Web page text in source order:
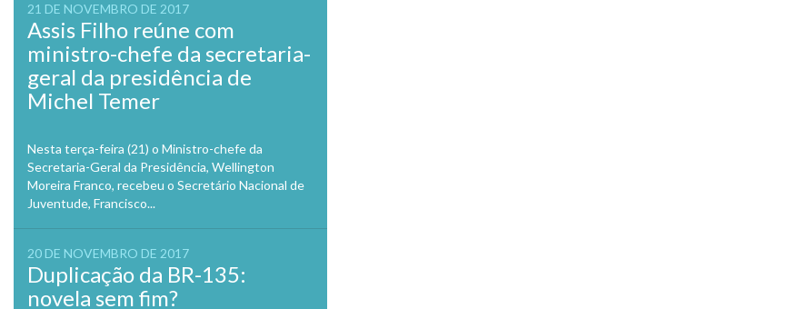
21 DE NOVEMBRO DE 2017
Assis Filho reúne com
ministro-chefe da secretaria-
geral da presidência de
Michel Temer
Nesta terça-feira (21) o Ministro-chefe da
Secretaria-Geral da Presidência, Wellington
Moreira Franco, recebeu o Secretário Nacional de
Juventude, Francisco...
20 DE NOVEMBRO DE 2017
Duplicação da BR-135:
novela sem fim?